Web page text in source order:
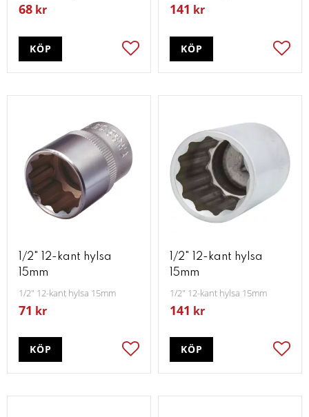
68 kr
Lägg till i favoriter
KÖP
141 kr
KÖP
1/2" 12-kant hylsa
15mm
1/2" 12-kant hylsa 15mm
71 kr
Lägg till i favoriter
KÖP
1/2" 12-kant hylsa
15mm
1/2" 12-kant hylsa 15mm
141 kr
KÖP